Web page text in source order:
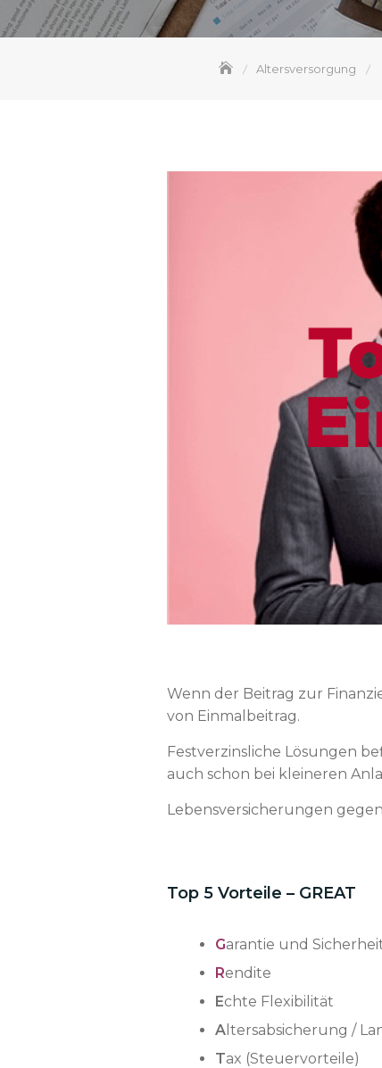
Altersversorgung
Wenn der Beitrag zur
von Einmalbeitrag.
Festverzinsliche Lösungen
auch schon bei kleineren
Lebensversicherungen
Top 5 Vorteile – GREAT
Garantie und
Rendite
Echte Flexibilität
A ltersabsicherung /
Tax (Steuervorteile)